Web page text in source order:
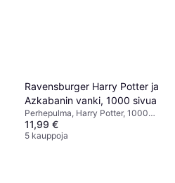
Ravensburger Harry Potter ja
Azkabanin vanki, 1000 sivua
Perhepulma, Harry Potter, 1000
Kappalemäärä, 50x70cm
11,99 €
5 kauppoja